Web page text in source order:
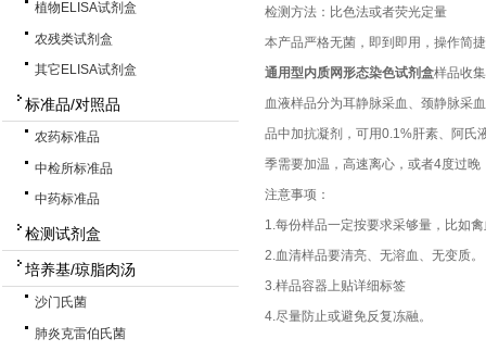
植物ELISA试剂盒
农残类试剂盒
其它ELISA试剂盒
标准品/对照品
农药标准品
中检所标准品
中药标准品
检测试剂盒
培养基/琼脂肉汤
沙门氏菌
肺炎克雷伯氏菌
检测方法：比色法或者荧光定量
本产品严格无菌，即到即用，操作简
通用型内质网形态染色试剂盒样品收
血液样品分为耳静脉采血、颈静脉采
品中加抗凝剂，可用0.1%肝素、阿氏
季需要加温，高速离心，或者4度过
注意事项：
1.每份样品一定按要求采够量，比如
2.血清样品要清亮、无溶血、无变
3.样品容器上贴详细标签
4.尽量防止或避免反复冻融。